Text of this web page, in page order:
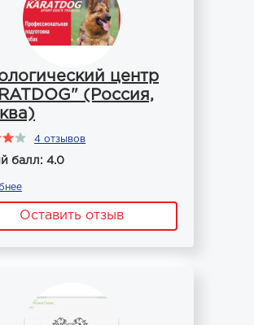
центр
(Россия,
4 отзывов
балл: 4.0
Оставить отзыв